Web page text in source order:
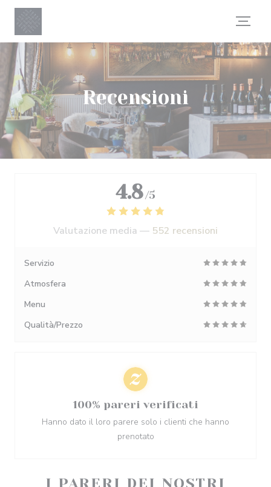
Personalizzazione delle tue scelte sui cookie
Recensioni
I PARERI DEI NOSTRI
4.8 /5
Valutazione media — 552 recensioni
Servizio
Atmosfera
Menu
Qualità/Prezzo
100% pareri verificati
Hanno dato il loro parere solo i clienti che hanno
prenotato